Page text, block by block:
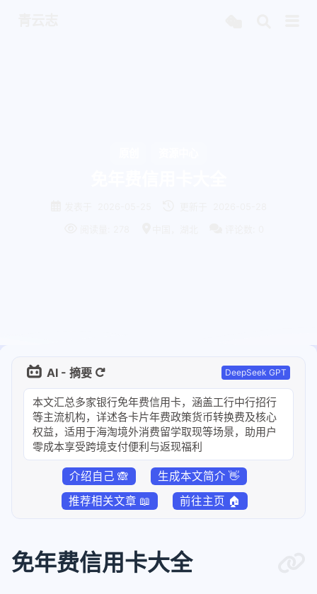
AI - 摘要 DeepSeek GPT
本文汇总多家银行免年费信用卡，涵盖工行中行招行
等主流机构，详述各卡片年费政策货币转换费及核心
权益，适用于海淘境外消费留学取现等场景，助用户
零成本享受跨境支付便利与返现福利
介绍自己 🙈
生成本文简介 👋
推荐相关文章 📖
前往主页 🏠
免年费信用卡大全